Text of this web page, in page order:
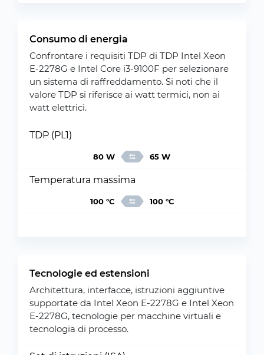
Consumo di energia
Confrontare i requisiti TDP di TDP Intel Xeon
E-2278G e Intel Core i3-9100F per selezionare
un sistema di raffreddamento. Si noti che il
valore TDP si riferisce ai watt termici, non ai
watt elettrici.
TDP (PL1)
80 W 65 W
Temperatura massima
100 °C 100 °C
Tecnologie ed estensioni
Architettura, interfacce, istruzioni aggiuntive
supportate da Intel Xeon E-2278G e Intel Xeon
E-2278G, tecnologie per macchine virtuali e
tecnologia di processo.